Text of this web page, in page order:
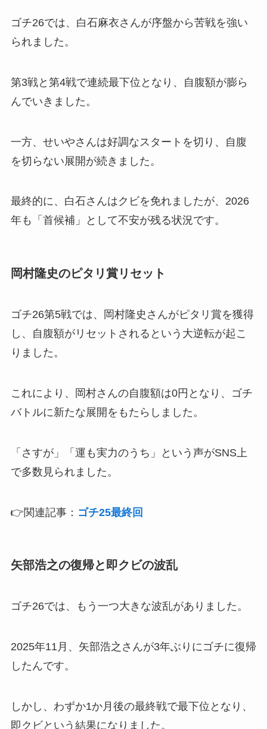
ゴチ26では、白石麻衣さんが序盤から苦戦を強い
られました。
第3戦と第4戦で連続最下位となり、自腹額が膨ら
んでいきました。
一方、せいやさんは好調なスタートを切り、自腹
を切らない展開が続きました。
最終的に、白石さんはクビを免れましたが、2026
年も「首候補」として不安が残る状況です。
岡村隆史のピタリ賞リセット
ゴチ26第5戦では、岡村隆史さんがピタリ賞を獲得
し、自腹額がリセットされるという大逆転が起こ
りました。
これにより、岡村さんの自腹額は0円となり、ゴチ
バトルに新たな展開をもたらしました。
「さすが」「運も実力のうち」という声がSNS上
で多数見られました。
👉関連記事： ゴチ25最終回
矢部浩之の復帰と即クビの波乱
ゴチ26では、もう一つ大きな波乱がありました。
2025年11月、矢部浩之さんが3年ぶりにゴチに復帰
したんです。
しかし、わずか1か月後の最終戦で最下位となり、
即クビという結果になりました。